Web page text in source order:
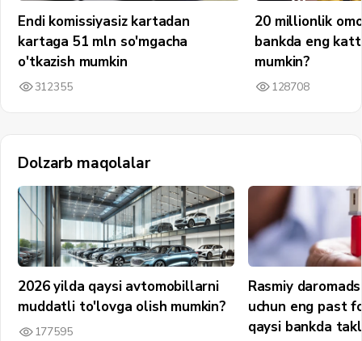
Endi komissiyasiz kartadan
kartaga 51 mln so'mgacha
o'tkazish mumkin
312355
20 millionlik
bankda eng
mumkin?
128708
Dolzarb maqolalar
2026 yilda qaysi avtomobillarni
muddatli to'lovga olish mumkin?
177595
Rasmiy
uchun eng past
qaysi bankda